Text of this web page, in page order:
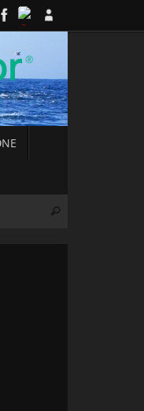
Rechercher